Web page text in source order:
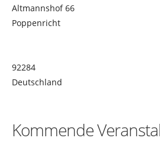
Altmannshof 66
Poppenricht
92284
Deutschland
Kommende